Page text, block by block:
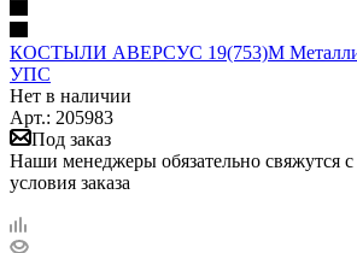
КОСТЫЛИ АВЕРСУС 19(753)М Металлич
УПС
Нет в наличии
Арт.: 205983
Под заказ
Наши менеджеры обязательно свяжутся
условия заказа